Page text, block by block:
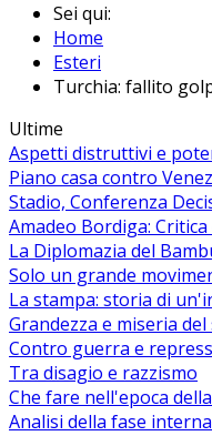
Sei qui:
Home
Esteri
Turchia: fallito
Ultime
Aspetti distruttivi e
Piano casa contro
Stadio, Conferenza
Amadeo Bordiga:
La Diplomazia del
Solo un grande
La stampa: storia di
Grandezza e miseria
Contro guerra e
Tra disagio e razzismo
Che fare nell'epoca
Analisi della fase